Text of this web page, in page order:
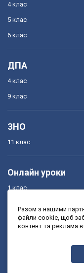
4 клас
5 клас
6 клас
ДПА
4 клас
9 клас
ЗНО
11 клас
Онлайн уроки
1 клас
3 клас
Разом з нашими
файли cookie, щоб
контент та реклама